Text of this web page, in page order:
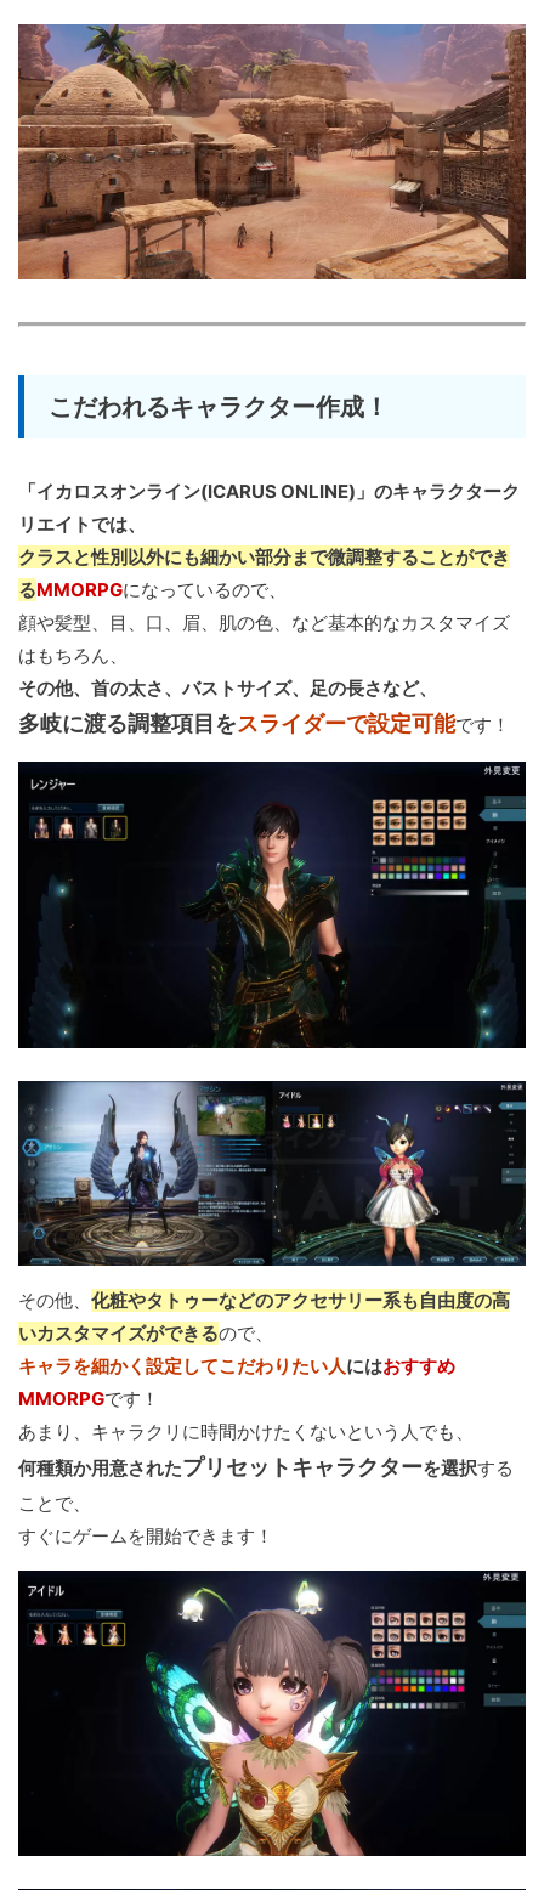
こだわれるキャラクター作成！
「イカロスオンライン(ICARUS ONLINE)」のキャラクターク
リエイトでは、
クラスと性別以外にも細かい部分まで微調整することができ
るMMORPGになっているので、
顔や髪型、目、口、眉、肌の色、など基本的なカスタマイズ
はもちろん、
その他、首の太さ、バストサイズ、足の長さなど、
多岐に渡る調整項目をスライダーで設定可能です！
その他、 化粧やタトゥーなどのアクセサリー系も自由度の高
いカスタマイズができるので、
キャラを細かく設定してこだわりたい人にはおすすめ
MMORPGです！
あまり、キャラクリに時間かけたくないという人でも、
何種類か用意されたプリセットキャラクターを選択する
ことで、
すぐにゲームを開始できます！